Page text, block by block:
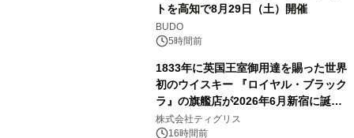
トを高知で8月29日（土）開催
BUDO
5時間前
1833年に英国王室御用達を賜った世界
初のウイスキー 『ロイヤル・ブラック
ラ』の旗艦店が2026年6月新宿に誕
生 バカルディ ジャパンと連携した
没入型バー「BAR Arca」
株式会社ティグリス
16時間前